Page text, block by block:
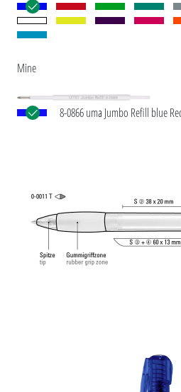
Mine
8-0866 uma Jumbo Refill blue
Dokumental
selon norme ISO
indélébile.